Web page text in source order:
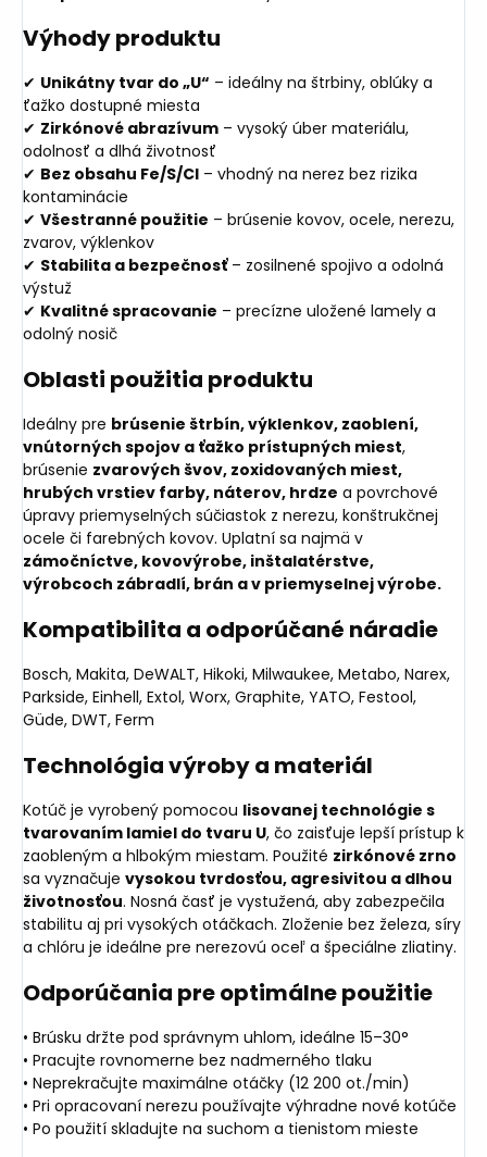
Výhody produktu
✔ Unikátny tvar do „U“ – ideálny na štrbiny, oblúky a
ťažko dostupné miesta
✔ Zirkónové abrazívum – vysoký úber materiálu,
odolnosť a dlhá životnosť
✔ Bez obsahu Fe/S/Cl – vhodný na nerez bez rizika
kontaminácie
✔ Všestranné použitie – brúsenie kovov, ocele, nerezu,
zvarov, výklenkov
✔ Stabilita a bezpečnosť– zosilnené spojivo a odolná
výstuž
✔ Kvalitné spracovanie – precízne uložené lamely a
odolný nosič
Oblasti použitia produktu
Ideálny pre brúsenie štrbín, výklenkov, zaoblení,
vnútorných spojov a ťažko prístupných miest,
brúsenie zvarových švov, zoxidovaných miest,
hrubých vrstiev farby, náterov, hrdze a povrchové
úpravy priemyselných súčiastok z nerezu, konštrukčnej
ocele či farebných kovov. Uplatní sa najmä v
zámočníctve, kovovýrobe, inštalatérstve,
výrobcoch zábradlí, brán a v priemyselnej výrobe.
Kompatibilita a odporúčané náradie
Bosch, Makita, DeWALT, Hikoki, Milwaukee, Metabo, Narex,
Parkside, Einhell, Extol, Worx, Graphite, YATO, Festool,
Güde, DWT, Ferm
Technológia výroby a materiál
Kotúč je vyrobený pomocou lisovanej technológie s
tvarovaním lamiel do tvaru U, čo zaisťuje lepší prístup k
zaobleným a hlbokým miestam. Použité zirkónové zrno
sa vyznačuje vysokou tvrdosťou, agresivitou a dlhou
životnosťou. Nosná časť je vystužená, aby zabezpečila
stabilitu aj pri vysokých otáčkach. Zloženie bez železa, síry
a chlóru je ideálne pre nerezovú oceľ a špeciálne zliatiny.
Odporúčania pre optimálne použitie
• Brúsku držte pod správnym uhlom, ideálne 15–30°
• Pracujte rovnomerne bez nadmerného tlaku
• Neprekračujte maximálne otáčky (12 200 ot./min)
• Pri opracovaní nerezu používajte výhradne nové kotúče
• Po použití skladujte na suchom a tienistom mieste